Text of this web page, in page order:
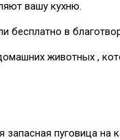
вашу кухню.
в
животных ,
пуговица на